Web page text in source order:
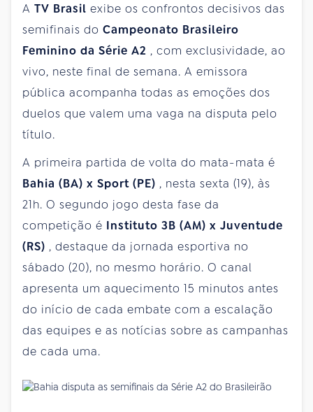
A TV Brasil exibe os confrontos decisivos das
semifinais do Campeonato Brasileiro
Feminino da Série A2 , com exclusividade, ao
vivo, neste final de semana. A emissora
pública acompanha todas as emoções dos
duelos que valem uma vaga na disputa pelo
título.
A primeira partida de volta do mata-mata é
Bahia (BA) x Sport (PE) , nesta sexta (19), às
21h. O segundo jogo desta fase da
competição é Instituto 3B (AM) x Juventude
(RS) , destaque da jornada esportiva no
sábado (20), no mesmo horário. O canal
apresenta um aquecimento 15 minutos antes
do início de cada embate com a escalação
das equipes e as notícias sobre as campanhas
de cada uma.